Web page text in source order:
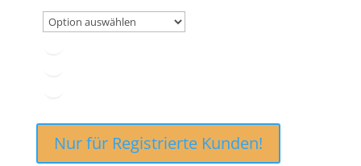
Nur für Registrierte Kunden!